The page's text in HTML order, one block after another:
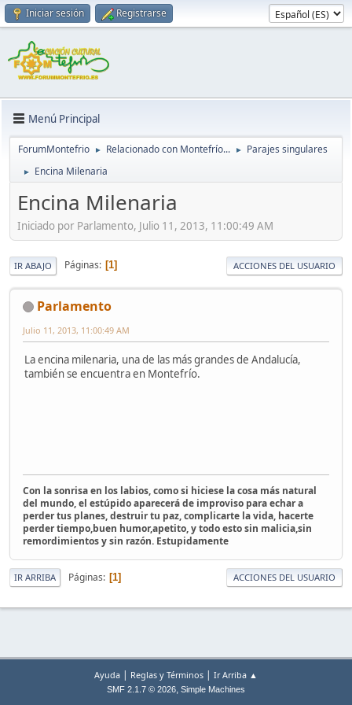
Iniciar sesión Registrarse
Menú Principal
ForumMontefrio ► Relacionado con Montefrío... ► Parajes singulares
► Encina Milenaria
Encina Milenaria
Iniciado por Parlamento, Julio 11, 2013, 11:00:49 AM
IR ABAJO Páginas 1 ACCIONES DEL USUARIO
Parlamento
Julio 11, 2013, 11:00:49 AM
La encina milenaria, una de las más grandes de Andalucía,
también se encuentra en Montefrío.
Con la sonrisa en los labios, como si hiciese la cosa más natural
del mundo, el estúpido aparecerá de improviso para echar a
perder tus planes, destruir tu paz, complicarte la vida, hacerte
perder tiempo,buen humor,apetito, y todo esto sin malicia,sin
remordimientos y sin razón. Estupidamente
IR ARRIBA Páginas 1 ACCIONES DEL USUARIO
Ayuda | Reglas y Términos | Ir Arriba ▲
SMF 2.1.7 © 2026, Simple Machines